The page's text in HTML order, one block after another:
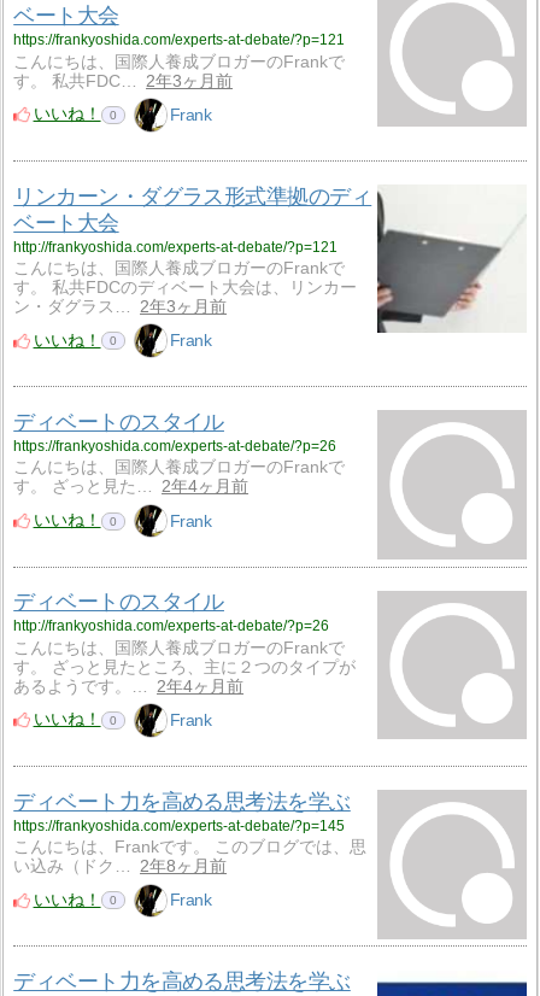
ベート大会
https://frankyoshida.com/experts-at-debate/?p=121
こんにちは、国際人養成ブロガーのFrankで
す。 私共FDC…
2年3ヶ月前
いいね！
0 Frank
リンカーン・ダグラス形式準拠のディ
ベート大会
http://frankyoshida.com/experts-at-debate/?p=121
こんにちは、国際人養成ブロガーのFrankで
す。 私共FDCのディベート大会は、リンカー
ン・ダグラス…
2年3ヶ月前
いいね！
0 Frank
ディベートのスタイル
https://frankyoshida.com/experts-at-debate/?p=26
こんにちは、国際人養成ブロガーのFrankで
す。 ざっと見た…
2年4ヶ月前
いいね！
0 Frank
ディベートのスタイル
http://frankyoshida.com/experts-at-debate/?p=26
こんにちは、国際人養成ブロガーのFrankで
す。 ざっと見たところ、主に２つのタイプが
あるようです。…
2年4ヶ月前
いいね！
0 Frank
ディベート力を高める思考法を学ぶ
https://frankyoshida.com/experts-at-debate/?p=145
こんにちは、Frankです。 このブログでは、思
い込み（ドク…
2年8ヶ月前
いいね！
0 Frank
ディベート力を高める思考法を学ぶ